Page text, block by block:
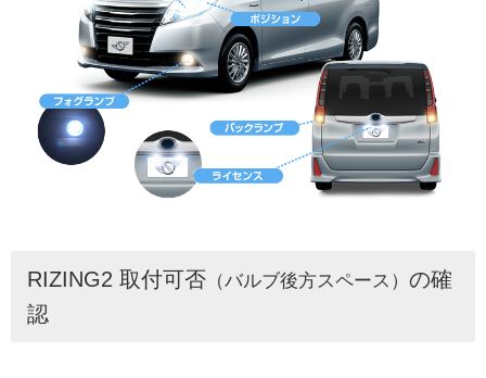
RIZING2 取付可否 （バルブ後方スペース） の確
認